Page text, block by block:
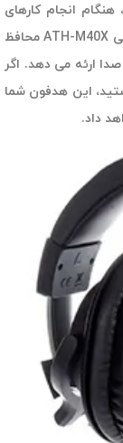
هنگام انجام کارهای
تولید و میکس عملکرد خوبی دارد. هدفون استودیویی ATH-M40X محافظ
ارئه می دهد. اگر
این هدفون شما
داد.